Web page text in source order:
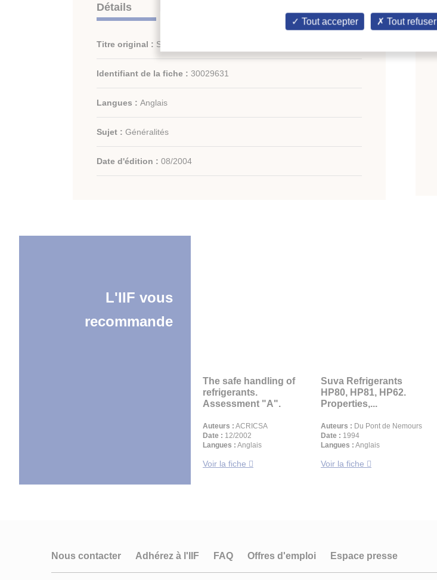
Détails
Titre original : Safe handling of ammonia as refrigerant.
Identifiant de la fiche : 30029631
Langues : Anglais
Sujet : Généralités
Date d'édition : 08/2004
L'IIF vous
recommande
The safe handling of
refrigerants.
Assessment "A".
Auteurs : ACRICSA
Date : 12/2002
Langues : Anglais
Voir la fiche
Suva Refrigerants
HP80, HP81, HP62.
Properties,...
Auteurs : Du Pont de Nemours
Date : 1994
Langues : Anglais
Voir la fiche
Nous contacter Adhérez à l'IIF FAQ Offres d'emploi Espace presse
Tout accepter Tout refuser